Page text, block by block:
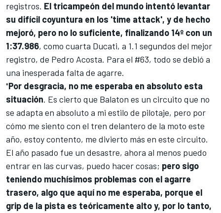
registros. El tricampeón del mundo intentó levantar
su difícil coyuntura en los 'time attack', y de hecho
mejoró, pero no lo suficiente, finalizando 14º con un
1:37.986, como cuarta Ducati, a 1.1 segundos del mejor
registro, de Pedro Acosta. Para el #63, todo se debió a
una inesperada falta de agarre.
"Por desgracia, no me esperaba en absoluto esta
situación. Es cierto que Balaton es un circuito que no
se adapta en absoluto a mi estilo de pilotaje, pero por
cómo me siento con el tren delantero de la moto este
año, estoy contento, me divierto más en este circuito.
El año pasado fue un desastre, ahora al menos puedo
entrar en las curvas, puedo hacer cosas; pero sigo
teniendo muchísimos problemas con el agarre
trasero, algo que aquí no me esperaba, porque el
grip de la pista es teóricamente alto y, por lo tanto,